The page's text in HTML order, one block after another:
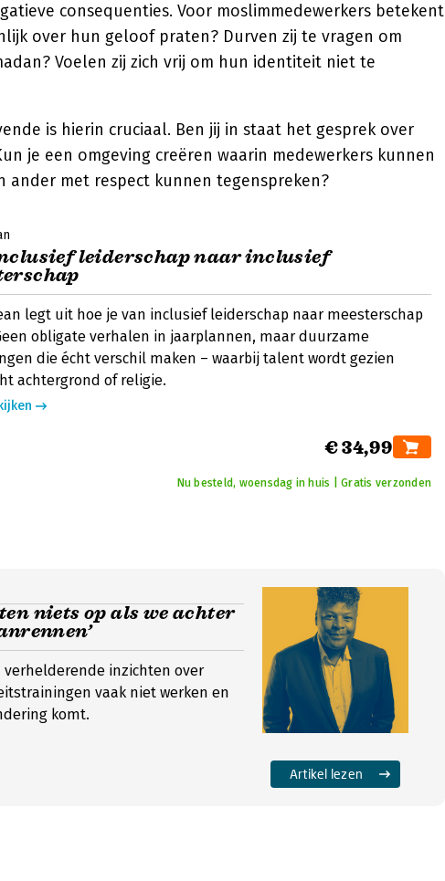
consequenties. Voor moslimmedewerkers betekent
over hun geloof praten? Durven zij te vragen om
Voelen zij zich vrij om hun identiteit niet te
is hierin cruciaal. Ben jij in staat het gesprek over
je een omgeving creëren waarin medewerkers kunnen
ander met respect kunnen tegenspreken?
leiderschap naar inclusief
legt uit hoe je van inclusief leiderschap naar meesterschap
obligate verhalen in jaarplannen, maar duurzame
die écht verschil maken – waarbij talent wordt gezien
achtergrond of religie.
€ 34,99
Nu besteld, woensdag in huis | Gratis verzonden
niets op als we achter
inzichten over
vaak niet werken en
komt.
Artikel lezen